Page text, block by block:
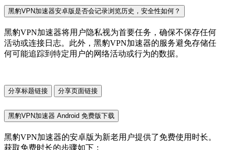
黑豹VPN加速器安卓版是否会记录浏览历史，安全性如何？
黑豹VPN加速器将用户隐私视为首要任务，确保不保存任何
活动或连接日志。此外，黑豹VPN加速器的服务避免存储任
何可能追踪到特定用户的网络活动或行为的数据。
分享标题链接 分享页面链接
黑豹VPN加速器 Android 免费版下载
黑豹VPN加速器的安卓版为新老用户提供了免费使用时长。
获取免费时长的步骤如下：